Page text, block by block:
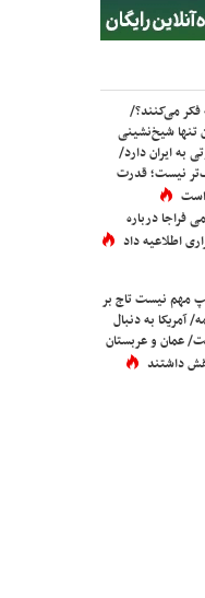
می‌کنند؟/
شیخ‌نشینی
به ایران دارد/
نیست؛ قدرت
فراجا درباره
اطلاعیه داد
مهم نیست تاج بر
آمریکا به دنبال
عمان و عربستان
داشتند